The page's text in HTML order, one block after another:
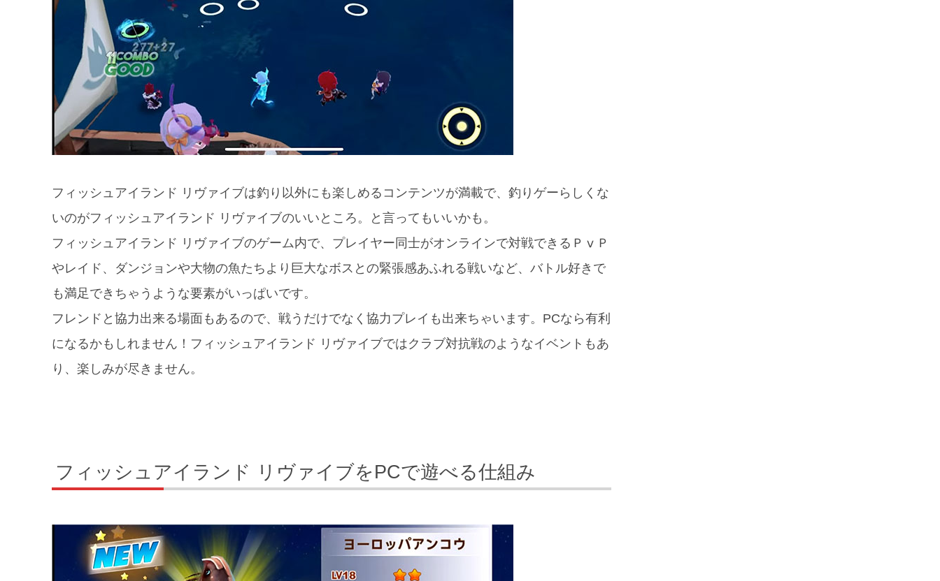
フィッシュアイランド リヴァイブは釣り以外にも楽しめるコンテンツが満載で、釣りゲーらしくな
いのがフィッシュアイランド リヴァイブのいいところ。と言ってもいいかも。
フィッシュアイランド リヴァイブのゲーム内で、プレイヤー同士がオンラインで対戦できるＰⅴＰ
やレイド、ダンジョンや大物の魚たちより巨大なボスとの緊張感あふれる戦いなど、バトル好きで
も満足できちゃうような要素がいっぱいです。
フレンドと協力出来る場面もあるので、戦うだけでなく協力プレイも出来ちゃいます。PCなら有利
になるかもしれません！フィッシュアイランド リヴァイブではクラブ対抗戦のようなイベントもあ
り、楽しみが尽きません。
フィッシュアイランド リヴァイブをPCで遊べる仕組み